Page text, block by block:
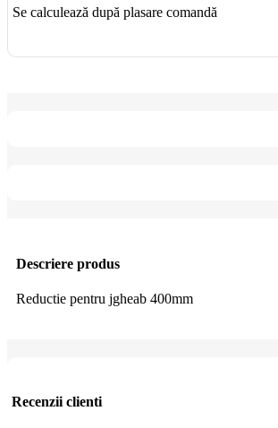
Se calculează după plasare comandă
Descriere produs
Reductie pentru jgheab 400mm
Recenzii clienti